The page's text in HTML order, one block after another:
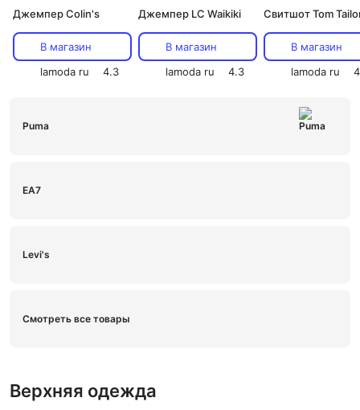
Джемпер Colin's
В магазин
lamoda ru
4.3
Джемпер LC Waikiki
В магазин
lamoda ru
4.3
Свитшот Tom
В магазин
lamoda ru
Puma
EA7
Levi's
Смотреть все товары
Верхняя одежда